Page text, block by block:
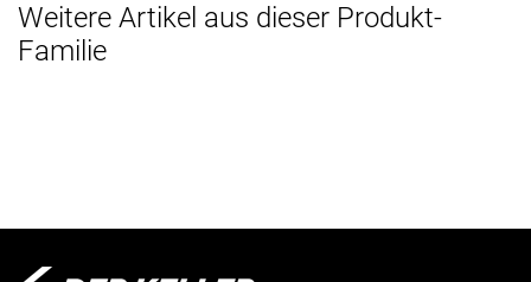
Weitere Artikel aus dieser Produkt-
Familie